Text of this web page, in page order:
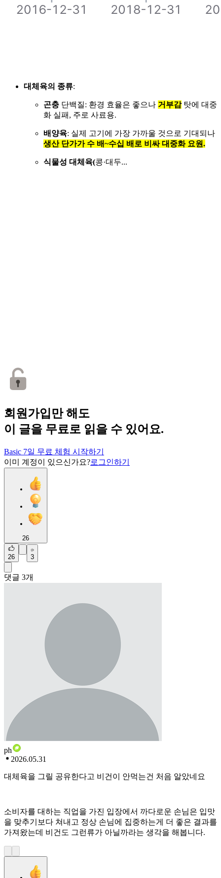
대체육의 종류:
곤충 단백질: 환경 효율은 좋으나 거부감탓에 대중
화 실패, 주로 사료용.
배양육: 실제 고기에 가장 가까울 것으로 기대되나
생산 단가가 수 배~수십 배로 비싸 대중화 요원.
식물성 대체육(콩·대두...
회원가입만 해도
이 글을 무료로 읽을 수 있어요.
Basic 7일 무료 체험 시작하기
이미 계정이 있으신가요?로그인하기
26
26 3
댓글 3개
ph
2026.05.31
대체육을 그릴 공유한다고 비건이 안먹는건 처음 알았네요
소비자를 대하는 직업을 가진 입장에서 까다로운 손님은 입맛
을 맞추기보다 쳐내고 정상 손님에 집중하는게 더 좋은 결과를
가져왔는데 비건도 그런류가 아닐까라는 생각을 해봅니다.